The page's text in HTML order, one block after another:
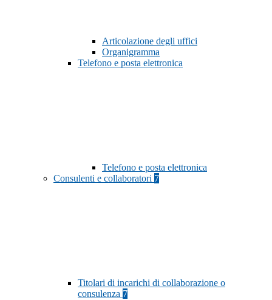
Articolazione degli uffici
Organigramma
Telefono e posta elettronica
Telefono e posta elettronica
Consulenti e collaboratori 7
Titolari di incarichi di collaborazione o
consulenza 7